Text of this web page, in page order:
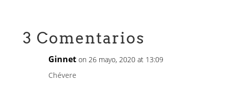
3 Comentarios
Ginnet on 26 mayo, 2020 at 13:09
Chévere